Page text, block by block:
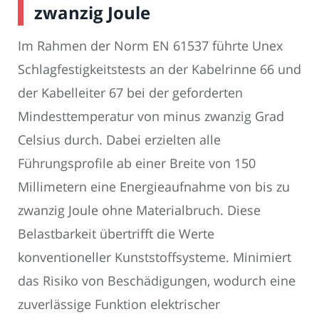
zwanzig Joule
Im Rahmen der Norm EN 61537 führte Unex
Schlagfestigkeitstests an der Kabelrinne 66 und
der Kabelleiter 67 bei der geforderten
Mindesttemperatur von minus zwanzig Grad
Celsius durch. Dabei erzielten alle
Führungsprofile ab einer Breite von 150
Millimetern eine Energieaufnahme von bis zu
zwanzig Joule ohne Materialbruch. Diese
Belastbarkeit übertrifft die Werte
konventioneller Kunststoffsysteme. Minimiert
das Risiko von Beschädigungen, wodurch eine
zuverlässige Funktion elektrischer